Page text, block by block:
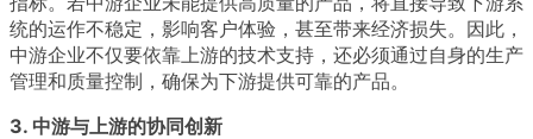
统的运作不稳定，影响客户体验，甚至带来经济损失。因此，
中游企业不仅要依靠上游的技术支持，还必须通过自身的生产
管理和质量控制，确保为下游提供可靠的产品。
3. 中游与上游的协同创新